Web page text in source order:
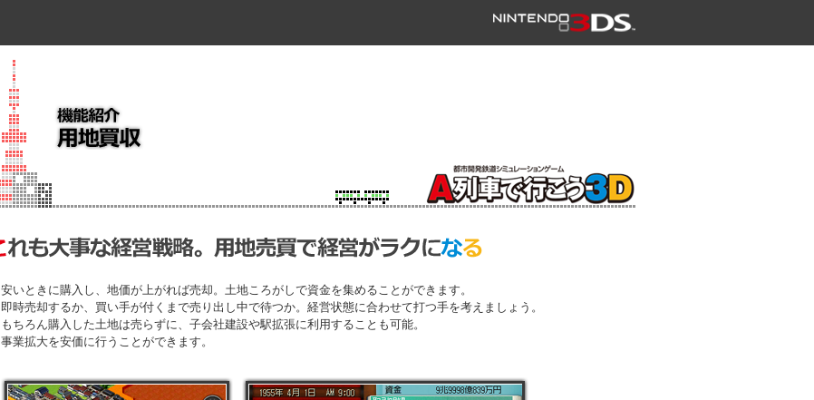
安いときに購入し、地価が上がれば売却。土地ころがしで資金を集めることができます。
即時売却するか、買い手が付くまで売り出し中で待つか。経営状態に合わせて打つ手を考えましょう。
もちろん購入した土地は売らずに、子会社建設や駅拡張に利用することも可能。
事業拡大を安価に行うことができます。